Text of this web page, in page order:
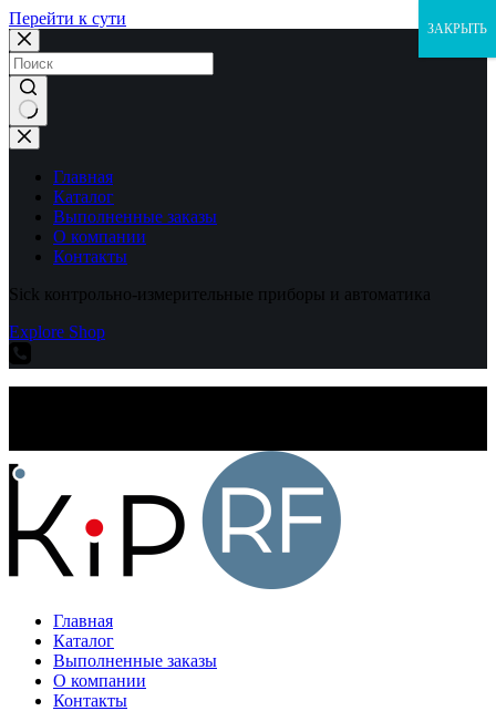
Перейти к сути
Ничего
не
найденоГлавная
Каталог
Выполненные заказы
О компании
Контакты
Sick контрольно-измерительные приборы и автоматика
Explore Shop
Главная
Каталог
Выполненные заказы
О компании
Контакты
ЗАКРЫТЬ